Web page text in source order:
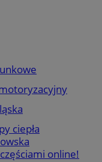
ciepła
online!